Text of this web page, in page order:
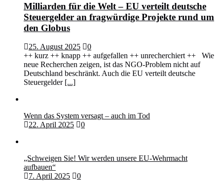
Milliarden für die Welt – EU verteilt deutsche
Steuergelder an fragwürdige Projekte rund um
den Globus
25. August 2025
0
++ kurz ++ knapp ++ aufgefallen ++ unrecherchiert ++ Wie
neue Recherchen zeigen, ist das NGO-Problem nicht auf
Deutschland beschränkt. Auch die EU verteilt deutsche
Steuergelder [...]
Wenn das System versagt – auch im Tod
22. April 2025
0
„Schweigen Sie! Wir werden unsere EU-Wehrmacht
aufbauen“
7. April 2025
0